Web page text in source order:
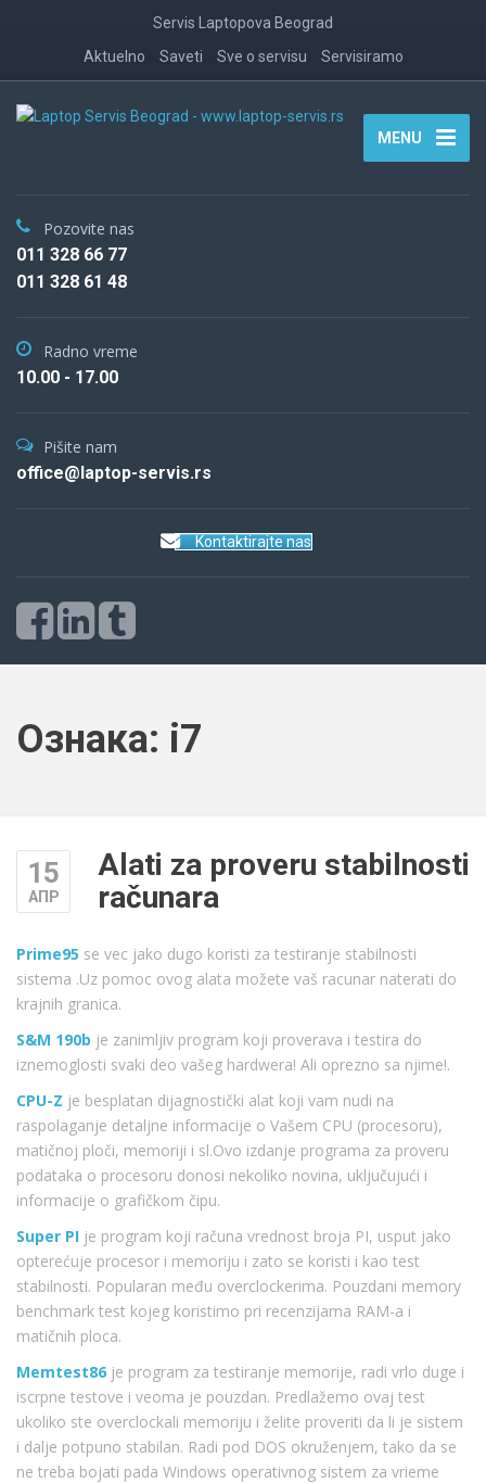
Servis Laptopova Beograd
Aktuelno
Saveti Sve o servisu Servisiramo
MENU
Pozovite nas
011 328 66 77
011 328 61 48
Radno vreme
10.00 - 17.00
Pišite nam
office@laptop-servis.rs
Kontaktirajte nas
Ознака: i7
15
АПР
Alati za proveru stabilnosti
računara
Prime95 se vec jako dugo koristi za testiranje stabilnosti
sistema .Uz pomoc ovog alata možete vaš racunar naterati do
krajnih granica.
S&M 190b je zanimljiv program koji proverava i testira do
iznemoglosti svaki deo vašeg hardwera! Ali oprezno sa njime!.
CPU-Z je besplatan dijagnostički alat koji vam nudi na
raspolaganje detaljne informacije o Vašem CPU (procesoru),
matičnoj ploči, memoriji i sl.Ovo izdanje programa za proveru
podataka o procesoru donosi nekoliko novina, uključujući i
informacije o grafičkom čipu.
Super PI je program koji računa vrednost broja PI, usput jako
opterećuje procesor i memoriju i zato se koristi i kao test
stabilnosti. Popularan među overclockerima. Pouzdani memory
benchmark test kojeg koristimo pri recenzijama RAM-a i
matičnih ploca.
Memtest86 je program za testiranje memorije, radi vrlo duge i
iscrpne testove i veoma je pouzdan. Predlažemo ovaj test
ukoliko ste overclockali memoriju i želite proveriti da li je sistem
i dalje potpuno stabilan. Radi pod DOS okruženjem, tako da se
ne treba bojati pada Windows operativnog sistem za vrieme